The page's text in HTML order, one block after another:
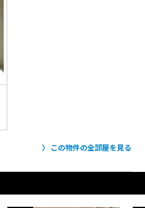
この物件の全部屋を見る